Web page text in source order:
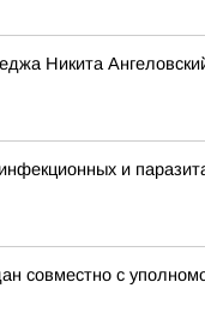
Никита
и
совместно с